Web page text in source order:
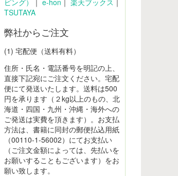
TSUTAYA
弊社からご注文
(1) 宅配便（送料有料）
住所・氏名・電話番号を明記の上、
直接下記宛にご注文ください。宅配
便にて発送いたします。送料は500
円を承ります（２kg以上のもの、北
海道・四国・九州・沖縄・海外への
ご発送は実費を頂きます）。お支払
方法は、書籍に同封の郵便払込用紙
（00110-1-56002）にてお支払い
（ご注文金額によっては、先払いを
お願いすることもございます）をお
願い致します。